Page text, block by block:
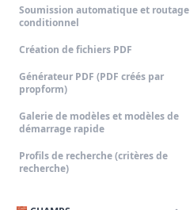
Soumission automatique et routage
conditionnel
Création de fichiers PDF
Générateur PDF (PDF créés par
propform)
Galerie de modèles et modèles de
démarrage rapide
Profils de recherche (critères de
recherche)